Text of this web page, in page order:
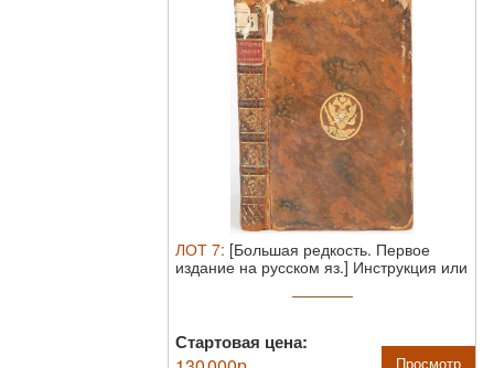
ЛОТ 7: [Большая редкость. Первое
издание на русском яз.] Инструкция или
Стартовая цена:
Просмотр